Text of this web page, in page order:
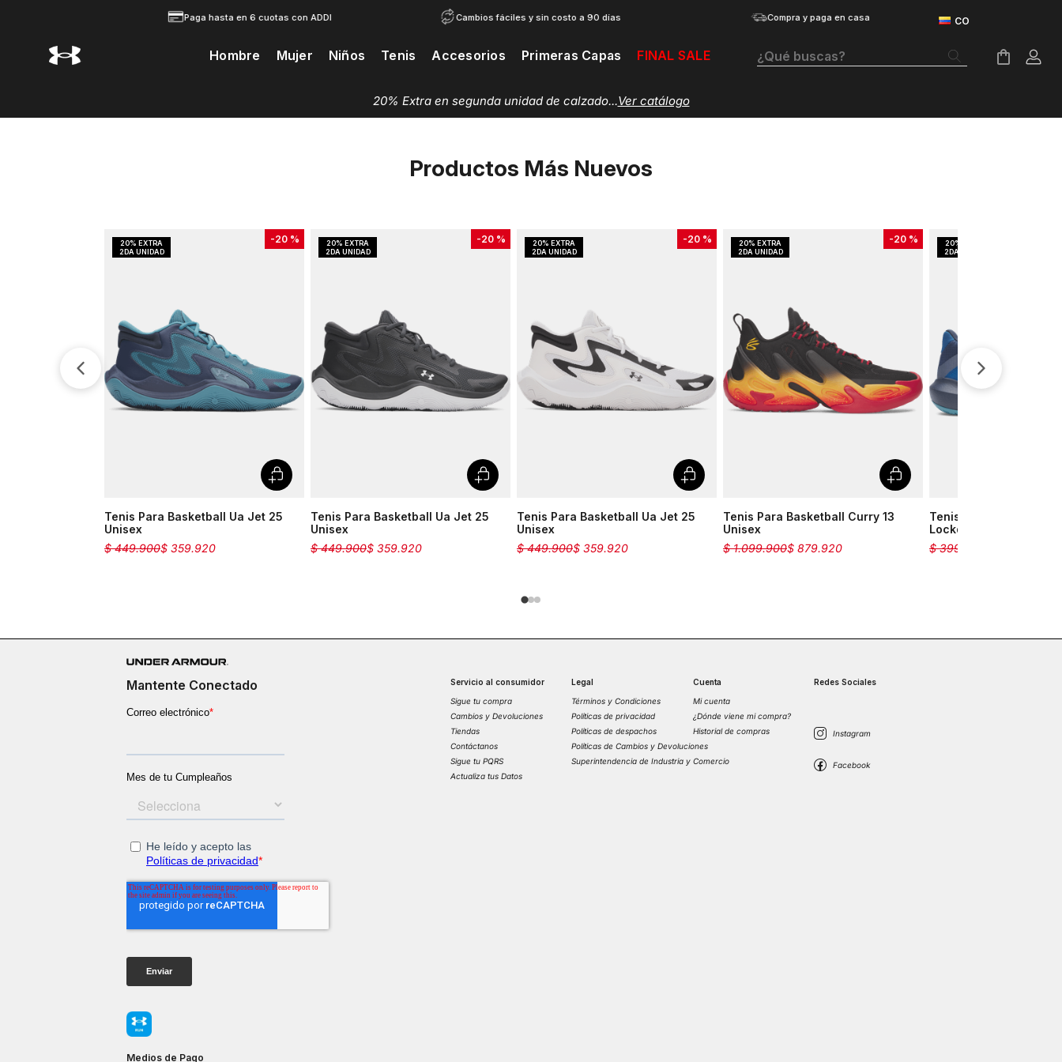
Paga hasta en 6 cuotas con ADDI Cambios fáciles y sin costo a 90 días Compra y paga en casa
Hombre Mujer Niños Tenis Accesorios Primeras Capas FINAL SALE ¿Qué buscas?
20% Extra en segunda unidad de calzado...Ver catálogo
Productos Más Nuevos
-20 %
Tenis Para Basketball Ua Jet 25
Unisex
$ 359.920
$ 449.900
-20 %
Tenis Para Basketball Ua Jet 25
Unisex
$ 359.920
$ 449.900
-20 %
Tenis Para Basketball Ua Jet 25
Unisex
$ 359.920
$ 449.900
-20 %
Tenis Para Basketball Curry 13
Unisex
$ 879.920
$ 1.099.900
Tenis Para Basketball
Lockdown 7 Unisex
$ 399
Mantente Conectado
Medios de Pago
Servicio al consumidor
Sigue tu compra
Cambios y Devoluciones
Tiendas
Contáctanos
Sigue tu PQRS
Actualiza tus Datos
Legal
Términos y Condiciones
Políticas de privacidad
Políticas de despachos
Políticas de Cambios y Devoluciones
Superintendencia de Industria y Comercio
Cuenta
Mi cuenta
¿Dónde viene mi compra?
Historial de compras
Redes Sociales
Botas
Velociti Distance
Basketball
Short
Medias